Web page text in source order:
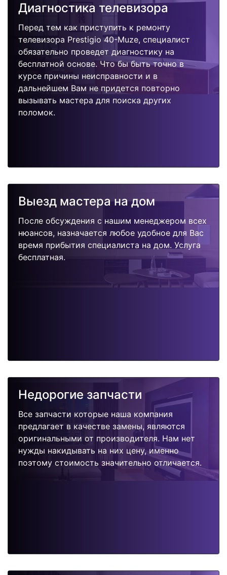
Диагностика телевизора
Перед тем как приступить к ремонту
телевизора Prestigio 40-Muze, специалист
обязательно проведет диагностику на
бесплатной основе. Что бы быть точно в
курсе причины неисправности и в
дальнейшем Вам не придется повторно
вызывать мастера для поиска других
поломок.
Выезд мастера на дом
После обсуждения с нашим менеджером всех
нюансов, назначается любое удобное для Вас
время прибытия специалиста на дом. Услуга
бесплатная.
Недорогие запчасти
Все запчасти которые наша компания
предлагает в качестве замены, являются
оригинальными от производителя. Нам нет
нужды накидывать на них цену, именно
поэтому стоимость значительно отличается.